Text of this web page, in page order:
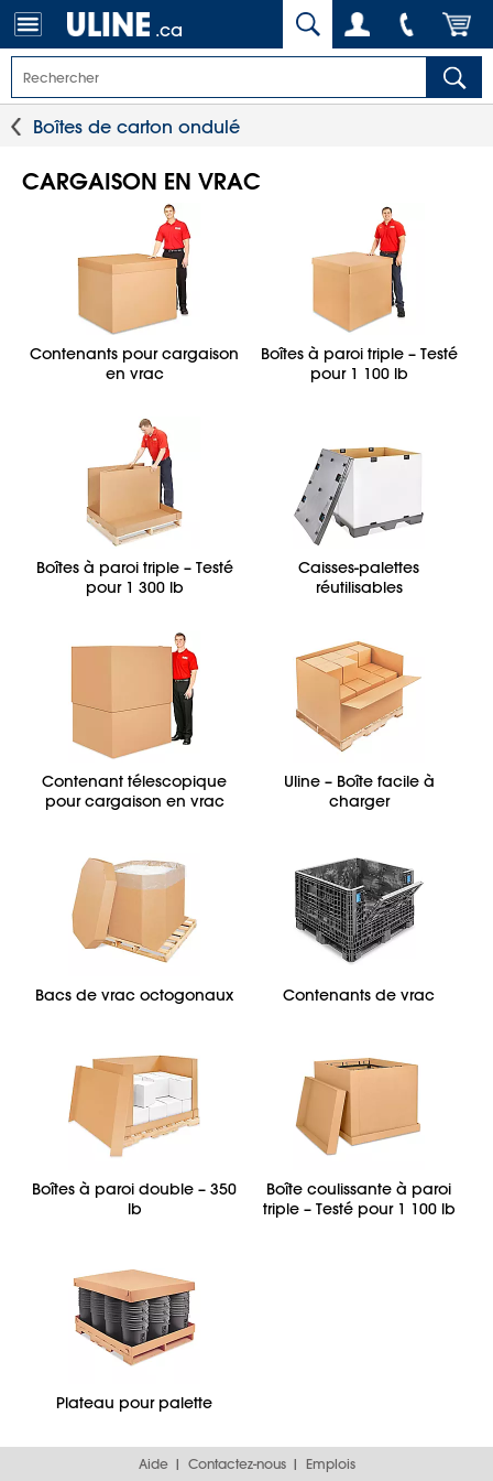
.ca
Boîtes de carton ondulé
CARGAISON EN VRAC
Contenants pour cargaison
en vrac
Boîtes à paroi triple – Testé
pour 1 100 lb
Boîtes à paroi triple – Testé
pour 1 300 lb
Caisses-palettes
réutilisables
Contenant télescopique
pour cargaison en vrac
Uline – Boîte facile à
charger
Bacs de vrac octogonaux Contenants de vrac
Boîtes à paroi double – 350
lb
Boîte coulissante à paroi
triple – Testé pour 1 100 lb
Plateau pour palette
Aide Contactez-nous
Emplois